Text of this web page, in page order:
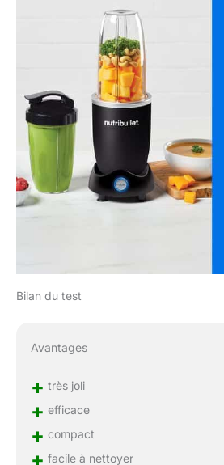
Bilan du test
Avantages
+ très joli
+ efficace
+ compact
+ facile à nettoyer